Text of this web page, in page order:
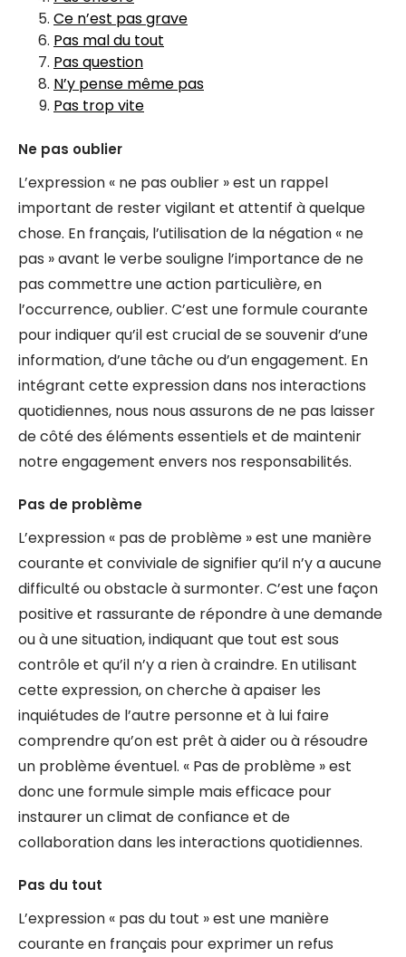
Ce n’est pas grave
Pas mal du tout
Pas question
N’y pense même pas
Pas trop vite
Ne pas oublier
L’expression « ne pas oublier » est un rappel
important de rester vigilant et attentif à quelque
chose. En français, l’utilisation de la négation « ne
pas » avant le verbe souligne l’importance de ne
pas commettre une action particulière, en
l’occurrence, oublier. C’est une formule courante
pour indiquer qu’il est crucial de se souvenir d’une
information, d’une tâche ou d’un engagement. En
intégrant cette expression dans nos interactions
quotidiennes, nous nous assurons de ne pas laisser
de côté des éléments essentiels et de maintenir
notre engagement envers nos responsabilités.
Pas de problème
L’expression « pas de problème » est une manière
courante et conviviale de signifier qu’il n’y a aucune
difficulté ou obstacle à surmonter. C’est une façon
positive et rassurante de répondre à une demande
ou à une situation, indiquant que tout est sous
contrôle et qu’il n’y a rien à craindre. En utilisant
cette expression, on cherche à apaiser les
inquiétudes de l’autre personne et à lui faire
comprendre qu’on est prêt à aider ou à résoudre
un problème éventuel. « Pas de problème » est
donc une formule simple mais efficace pour
instaurer un climat de confiance et de
collaboration dans les interactions quotidiennes.
Pas du tout
L’expression « pas du tout » est une manière
courante en français pour exprimer un refus